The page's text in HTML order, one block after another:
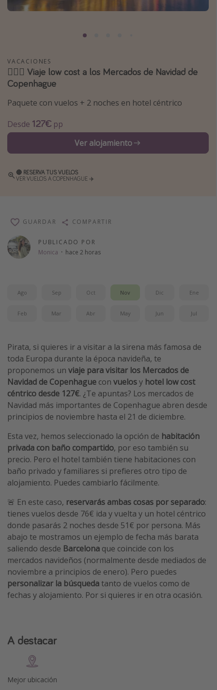
Marruecos
Tailandia
Maldivas
Albania
Inspiración para viajes
Camping
Glamping
Viajes en tren
Viajar sola como mujer
Viajes para singles
Escapadas románticas
Más temas
Guía de equipaje de mano
Parques de atracciones
Viaja con musicales
El Rey León el musical
Harry Potter en Londres y otros destinos
Eventos deportivos
VACACIONES
🧜🏻‍♀️ Viaje low cost a los Mercados de Navidad de
Copenhague
Paquete con vuelos + 2 noches en hotel céntrico
Desde 127€ pp
Ver alojamiento
🔴 RESERVA TUS VUELOS
VER VUELOS A COPENHAGUE ✈️
PUBLICADO POR
Monica · hace 2 horas
GUARDAR COMPARTIR
Ago Sep Oct Nov Dic Ene
Feb Mar Abr May Jun Jul
Pirata, si quieres ir a visitar a la sirena más famosa de
toda Europa durante la época navideña, te
proponemos un viaje para visitar los Mercados de
Navidad de Copenhague con vuelosy hotel low cost
céntrico desde 127€. ¿Te apuntas? Los mercados de
Navidad más importantes de Copenhague abren desde
principios de noviembre hasta el 21 de diciembre.
Esta vez, hemos seleccionado la opción de habitación
privada con baño compartido, por eso también su
precio. Pero el hotel también tiene habitaciones con
baño privado y familiares si prefieres otro tipo de
alojamiento. Puedes cambiarlo fácilmente.
🚨 En este caso, reservarás ambas cosas por separado:
tienes vuelos desde 76€ ida y vuelta y un hotel céntrico
donde pasarás 2 noches desde 51€ por persona. Más
abajo te mostramos un ejemplo de fecha más barata
saliendo desde Barcelona que coincide con los
mercados navideños (normalmente desde mediados de
noviembre a principios de enero). Pero puedes
personalizar la búsqueda tanto de vuelos como de
fechas y alojamiento. Por si quieres ir en otra ocasión.
A destacar
Mejor ubicación